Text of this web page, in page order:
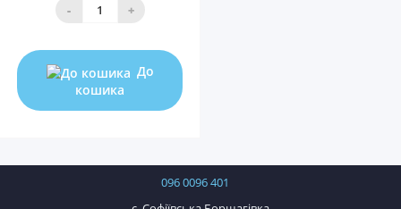
- +
До
кошика
096 0096 401